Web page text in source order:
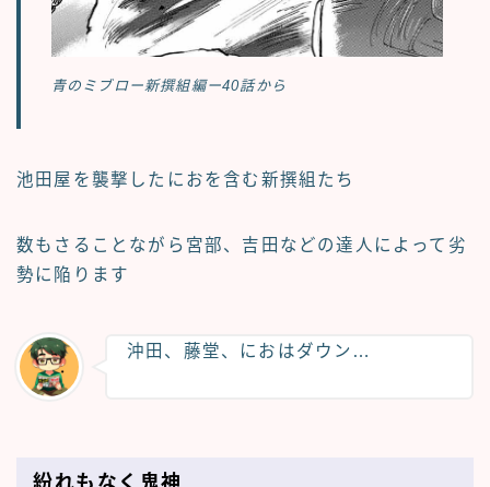
青のミブロー新撰組編ー40話から
池田屋を襲撃したにおを含む新撰組たち
数もさることながら宮部、吉田などの達人によって劣
勢に陥ります
沖田、藤堂、におはダウン…
紛れもなく鬼神